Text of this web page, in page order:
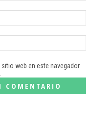
web en este navegador